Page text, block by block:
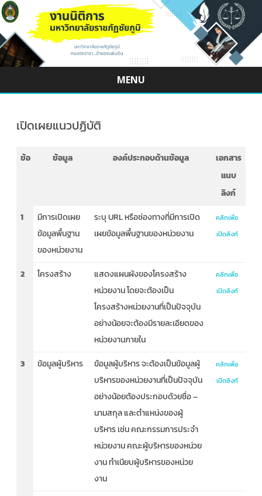
MENU
เปิดเผยแนวปฏิบัติ
ข้อ ข้อมูล องค์ประกอบด้านข้อมูล
เอกสาร
แนบ
ลิงก์
1
มีการเปิดเผย
ข้อมูลพื้นฐาน
ของหน่วยงาน
ระบุ URL หรือช่องทางที่มีการเปิด
เผยข้อมูลพื้นฐานของหน่วยงาน
คลิกเพื่อ
เปิดลิงก์
2 โครงสร้าง
แสดงแผนผังของโครงสร้าง
หน่วยงาน โดยจะต้องเป็น
โครงสร้างหน่วยงานที่เป็นปัจจุบัน
อย่างน้อยจะต้องมีรายละเอียดของ
หน่วยงานภายใน
คลิกเพื่อ
เปิดลิงก์
3 ข้อมูลผู้บริหาร
ข้อมูลผู้บริหาร จะต้องเป็นข้อมูลผู้
บริหารของหน่วยงานที่เป็นปัจจุบัน
อย่างน้อยต้องประกอบด้วยชื่อ –
นามสกุล และตำแหน่งของผู้
บริหาร เช่น คณะกรรมการประจำ
หน่วยงาน คณะผู้บริหารของหน่วย
งาน ทำเนียบผู้บริหารของหน่วย
งาน
คลิกเพื่อ
เปิดลิงก์